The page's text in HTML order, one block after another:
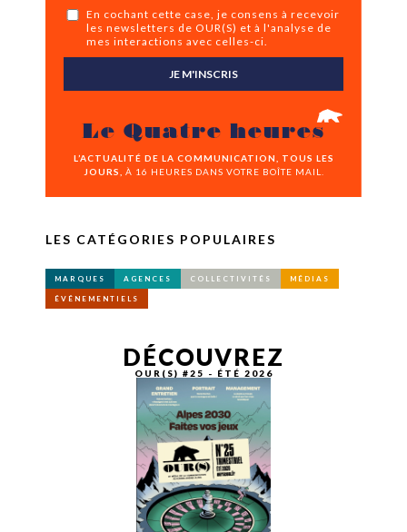
En cochant cette case, je consens à recevoir
les newsletters de OUR(S) et à l'analyse de
mes interactions avec celles-ci.
JE M'INSCRIS
Le Quatre heures
L’ACTUALITÉ DE LA COMMUNICATION, TOUS LES
JOURS,
À 16 HEURES DANS VOTRE BOÎTE MAIL.
LES CATÉGORIES POPULAIRES
MARQUES AGENCES COLLECTIVITÉS MÉDIAS
ÉVÉNEMENTIELS
DÉCOUVREZ
OUR(S) #25 - ÉTÉ 2026